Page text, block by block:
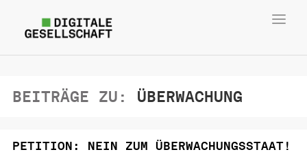
BEITRÄGE ZU: ÜBERWACHUNG
PETITION: NEIN ZUM ÜBERWACHUNGSSTAAT!